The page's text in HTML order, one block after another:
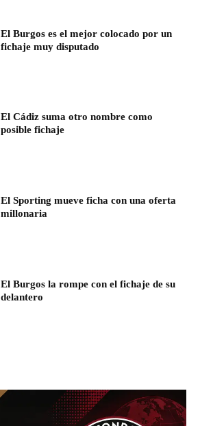
El Burgos es el mejor colocado por un
fichaje muy disputado
El Cádiz suma otro nombre como
posible fichaje
El Sporting mueve ficha con una oferta
millonaria
El Burgos la rompe con el fichaje de su
delantero